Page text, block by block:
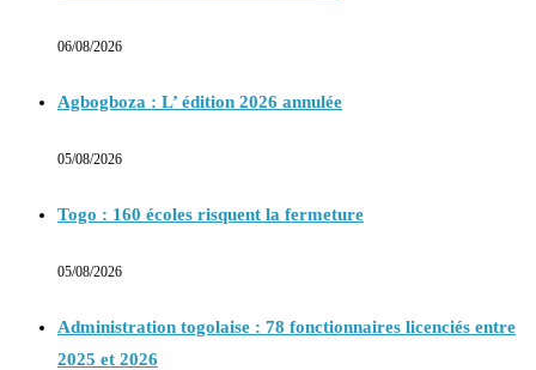
06/08/2026
Agbogboza : L’ édition 2026 annulée
05/08/2026
Togo : 160 écoles risquent la fermeture
05/08/2026
Administration togolaise : 78 fonctionnaires licenciés entre
2025 et 2026